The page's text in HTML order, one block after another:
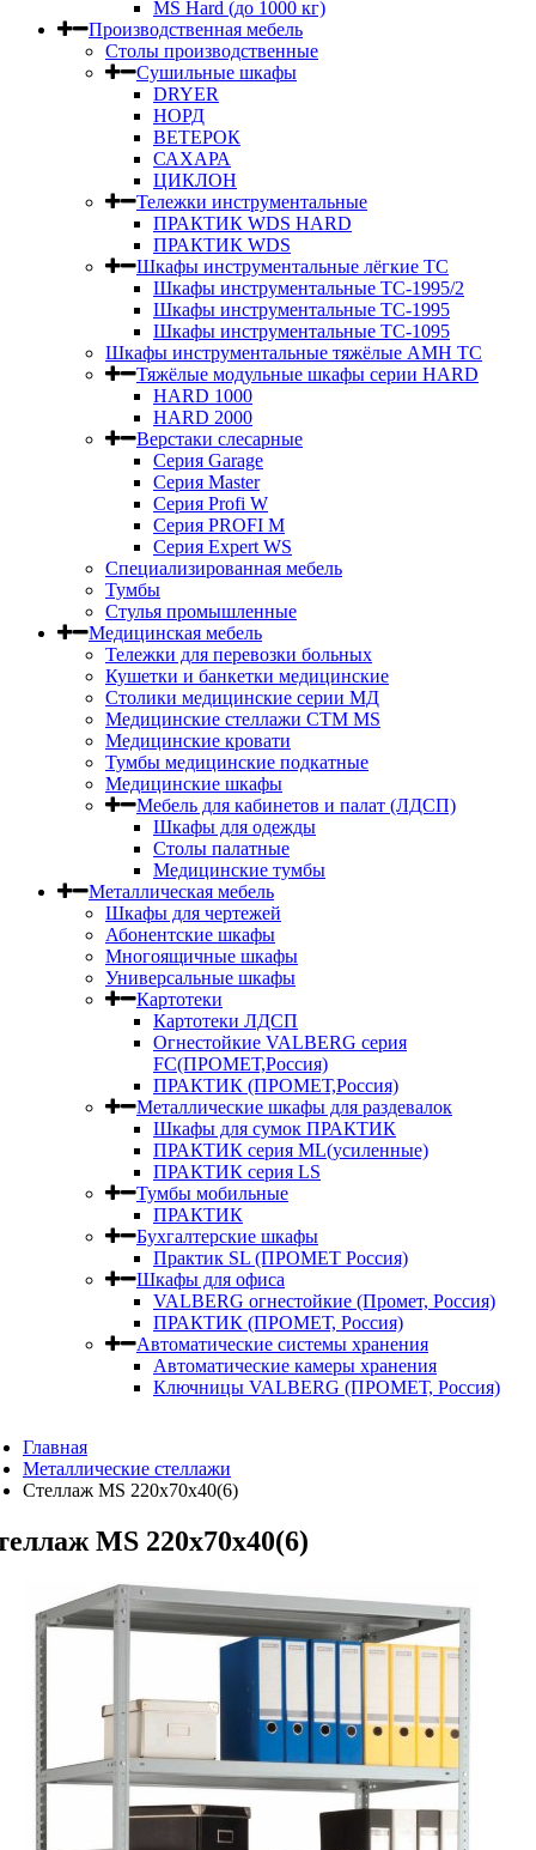
MS Hard (до 1000 кг)
Производственная мебель
Столы производственные
Сушильные шкафы
DRYER
НОРД
ВЕТЕРОК
САХАРА
ЦИКЛОН
Тележки инструментальные
ПРАКТИК WDS HARD
ПРАКТИК WDS
Шкафы инструментальные лёгкие ТС
Шкафы инструментальные ТС-1995/2
Шкафы инструментальные TC-1995
Шкафы инструментальные TC-1095
Шкафы инструментальные тяжёлые AMH TC
Тяжёлые модульные шкафы серии HARD
HARD 1000
HARD 2000
Верстаки слесарные
Серия Garage
Серия Master
Серия Profi W
Серия PROFI M
Серия Expert WS
Специализированная мебель
Тумбы
Стулья промышленные
Медицинская мебель
Тележки для перевозки больных
Кушетки и банкетки медицинские
Столики медицинские серии МД
Медицинские стеллажи СТМ MS
Медицинские кровати
Тумбы медицинские подкатные
Медицинские шкафы
Мебель для кабинетов и палат (ЛДСП)
Шкафы для одежды
Столы палатные
Медицинские тумбы
Металлическая мебель
Шкафы для чертежей
Абонентские шкафы
Многоящичные шкафы
Универсальные шкафы
Картотеки
Картотеки ЛДСП
Огнестойкие VALBERG серия
FC(ПРОМЕТ,Россия)
ПРАКТИК (ПРОМЕТ,Россия)
Металлические шкафы для раздевалок
Шкафы для сумок ПРАКТИК
ПРАКТИК серия ML(усиленные)
ПРАКТИК серия LS
Тумбы мобильные
ПРАКТИК
Бухгалтерские шкафы
Практик SL (ПРОМЕТ Россия)
Шкафы для офиса
VALBERG огнестойкие (Промет, Россия)
ПРАКТИК (ПРОМЕТ, Россия)
Автоматические системы хранения
Автоматические камеры хранения
Ключницы VALBERG (ПРОМЕТ, Россия)
Главная
Металлические стеллажи
Стеллаж MS 220x70x40(6)
MS 220x70x40(6)